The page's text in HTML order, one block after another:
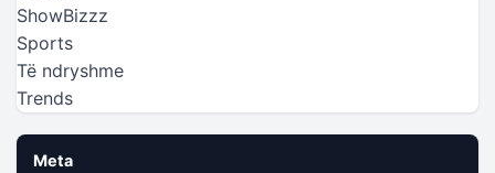
ShowBizzz
Sports
Të ndryshme
Trends
Meta